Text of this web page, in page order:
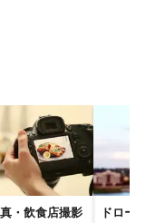
・飲食店撮影 ドローン空撮